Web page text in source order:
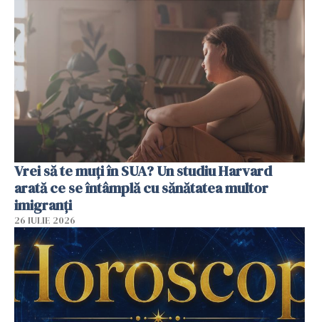
Vrei să te muți în SUA? Un studiu Harvard
arată ce se întâmplă cu sănătatea multor
imigranți
26 IULIE 2026